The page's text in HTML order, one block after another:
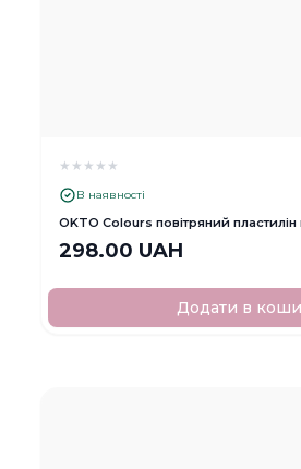
★ ★ ★ ★ ★
В наявності
OKTO Colours повітряний пластилін
298.00 UAH
Додати в